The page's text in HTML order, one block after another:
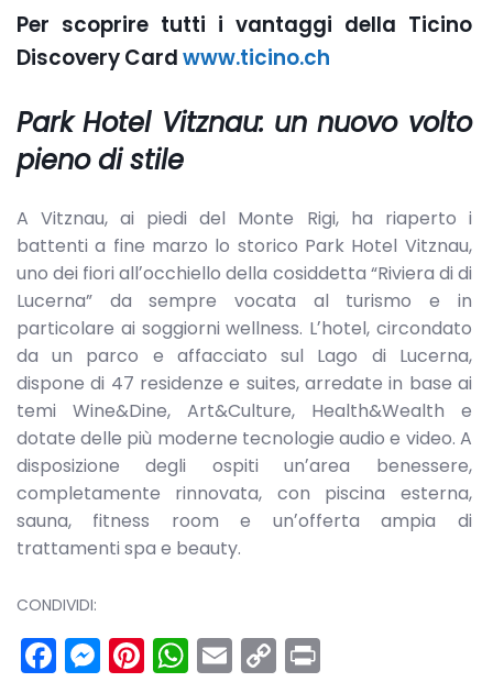
Per scoprire tutti i vantaggi della Ticino
Discovery Cardwww.ticino.ch
Park Hotel Vitznau: un nuovo volto
pieno di stile
A Vitznau, ai piedi del Monte Rigi, ha riaperto i
battenti a fine marzo lo storico Park Hotel Vitznau,
uno dei fiori allʼocchiello della cosiddetta “Riviera di di
Lucerna” da sempre vocata al turismo e in
particolare ai soggiorni wellness. Lʼhotel, circondato
da un parco e affacciato sul Lago di Lucerna,
dispone di 47 residenze e suites, arredate in base ai
temi Wine&Dine, Art&Culture, Health&Wealth e
dotate delle più moderne tecnologie audio e video. A
disposizione degli ospiti unʼarea benessere,
completamente rinnovata, con piscina esterna,
sauna, fitness room e unʼofferta ampia di
trattamenti spa e beauty.
CONDIVIDI:
Facebook
Messenger
Pinterest
WhatsApp
Email
Copy